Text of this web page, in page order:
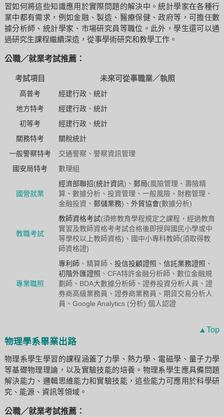
習如何將這些知識應用於實際問題的解決中。統計學家在各種行
業中都有需求，例如金融、製造、醫療保健、政府等，可擔任數
據分析師、統計學家、市場研究員等職位。此外，學生還可以通
過研究生課程繼續深造，從事學術研究和教學工作。
公職／就業考試推薦：
考試項目 未來可從事職業／執照
高普考 經建行政、 統計
地方特考
經建行政、 統計
初等考
經建行政、 統計
關務特考
關稅統計
一般警察特考
交通警察、警察資訊管理
國安局特考
數理組
國營就業
經濟部聯招(統計資訊)、 郵局(風險管理、壽險精
算、數據分析、投資管理、一般風險、財務管理、
金融投資、 郵儲業務)、 外貿協會(數據分析)
教職考試
教師資格考試(須修教育學程規定之課程，經過教育
實習及教師資格考考試合格後即授與國民小學或中
等學校以上教師資格)、國中小專科教師(須取得教
師資格證)
專業職照
專利師 、精算師、 投信投顧證照 、 信託業務證照 、
初階外匯證照 、CFA特許金融分析師、數位金融規
劃師、BDA大數據分析師、證券投資分析人員、證
券商高級業務員、證券商業務員、期貨交易分析人
員、Google Analytics (分析) 個人認證
▲Top
物理學系畢業出路
物理系學生學習的課程涵蓋了力學、熱力學、電磁學、量子力學
等基礎物理理論，以及實驗技能的培養。物理系學生應具備問題
解決能力、邏輯思維能力和實驗技能，這些能力可應用於科學研
究、能源、資訊等領域。
公職／就業考試推薦：